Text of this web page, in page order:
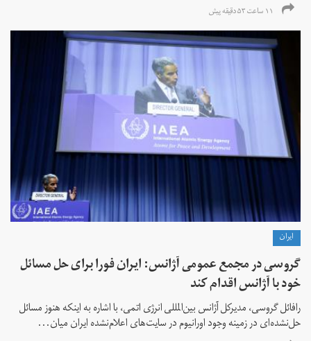
۱۱ ساعت ۵۳ دقیقه پیش
ايران
گروسی در مجمع عمومی آژانس: ایران فورا برای حل مسائل
خود با آژانس اقدام کند
رافائل گروسی، مدیرکل آژانس بین‌المللی انرژی اتمی، با اشاره به اینکه هنوز مسائل
حل‌نشده‌ای در زمینه وجود اورانیوم در سایت‌های اعلام‌نشده ایران میان...